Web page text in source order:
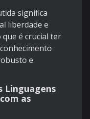
significa
liberdade e
que é crucial ter
e
Linguagens
as